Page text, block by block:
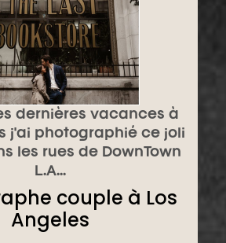
dernières vacances à
j'ai photographié ce joli
les rues de DownTown
L.A...
couple à Los
Angeles